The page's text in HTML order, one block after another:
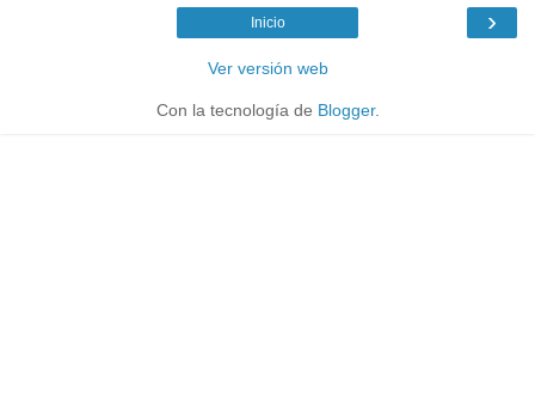
›
Inicio
Ver versión web
Con la tecnología de Blogger.